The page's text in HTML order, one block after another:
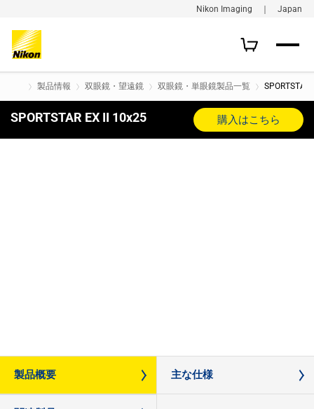
Nikon Imaging ｜ Japan
製品情報 双眼鏡・望遠鏡 双眼鏡・単眼鏡製品一覧
SPORTSTAR EX II 10x25 購入はこちら
製品概要 主な仕様